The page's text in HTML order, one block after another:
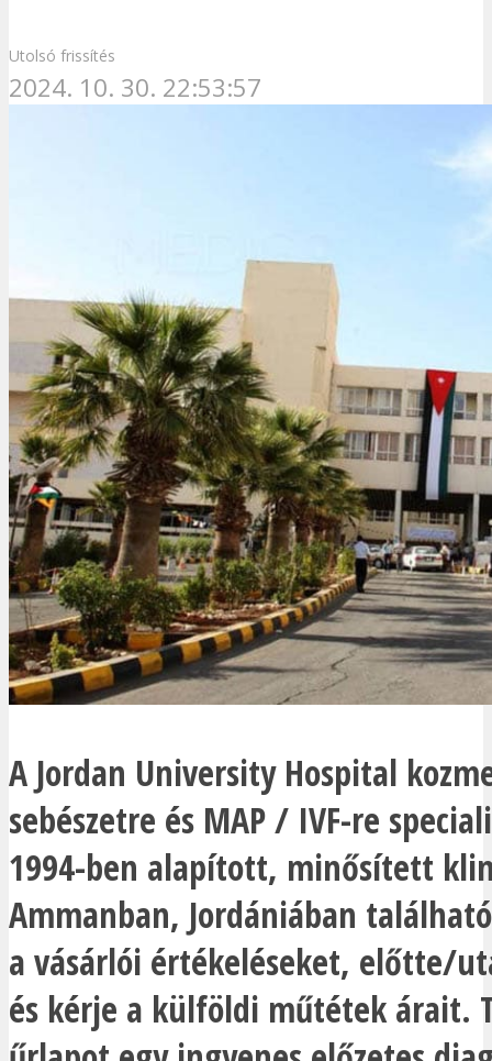
Utolsó frissítés
2024. 10. 30. 22:53:57
A Jordan University Hospital
sebészetre és MAP / IVF-re
1994-ben alapított, minősített
Ammanban, Jordániában
a vásárlói értékeléseket, előtte/
és kérje a külföldi műtétek árait.